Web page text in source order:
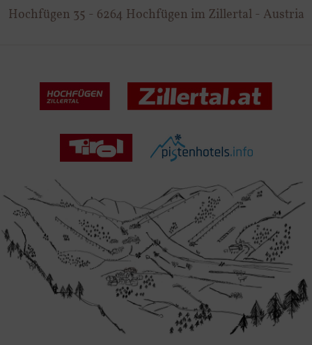
Hochfügen 35 - 6264 Hochfügen im Zillertal - Austria